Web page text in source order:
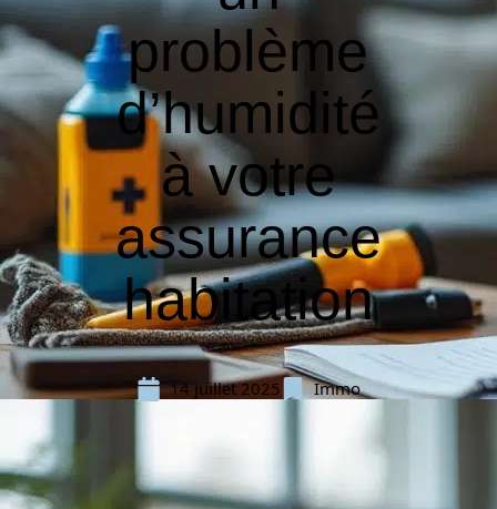
problème
d’humidité
à votre
assurance
habitation
14 juillet 2025 Immo